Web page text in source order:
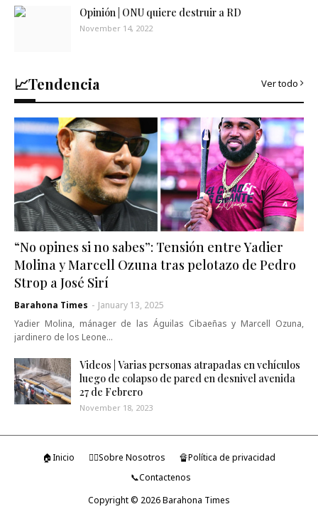
Opinión | ONU quiere destruir a RD
November 14, 2022
📈Tendencia Ver todo
“No opines si no sabes”: Tensión entre Yadier
Molina y Marcell Ozuna tras pelotazo de Pedro
Strop a José Sirí
Barahona Times - January 13, 2025
Yadier Molina, mánager de las Águilas Cibaeñas y Marcell Ozuna,
jardinero de los Leone…
Videos | Varias personas atrapadas en vehículos
luego de colapso de pared en desnivel avenida
27 de Febrero
November 18, 2023
🏠Inicio 🤷‍♂️Sobre Nosotros
🔏Política de privacidad
📞Contactenos
Copyright © 2026Barahona Times